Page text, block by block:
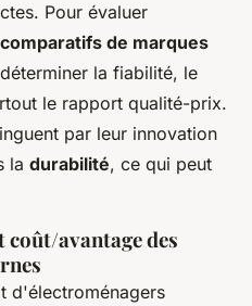
Pour évaluer
comparatifs de marques
la fiabilité, le
le rapport qualité-prix.
par leur innovation
la durabilité, ce qui peut
avantage des
d'électroménagers